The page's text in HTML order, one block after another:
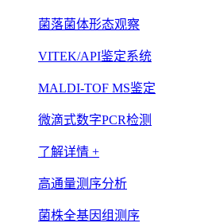
菌落菌体形态观察
VITEK/API鉴定系统
MALDI-TOF MS鉴定
微滴式数字PCR检测
了解详情 +
高通量测序分析
菌株全基因组测序